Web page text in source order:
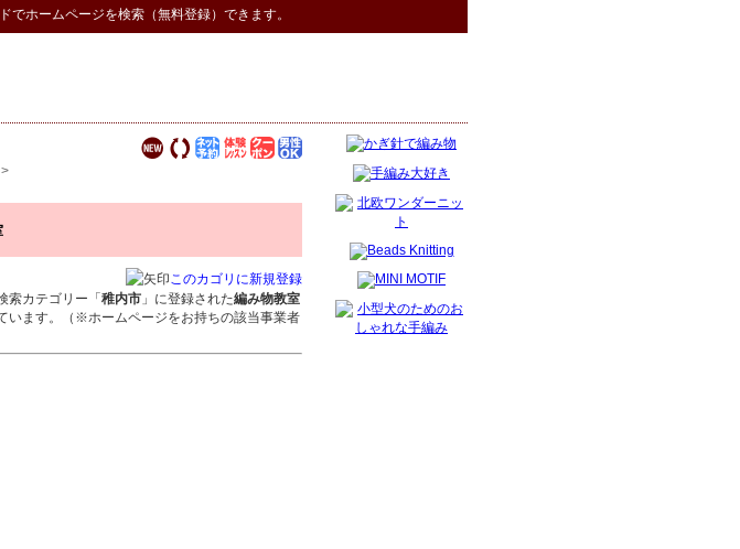
でホームページを検索（無料登録）できます。
>
このカゴリに新規登録
索カテゴリー「 稚内市 」に登録された編み物教室
います。（※ホームページをお持ちの該当事業者